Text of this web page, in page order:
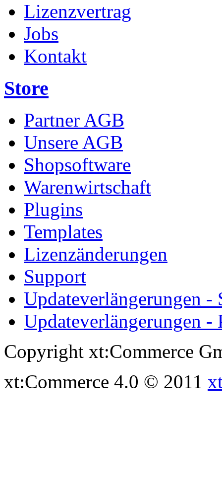
Lizenzvertrag
Jobs
Kontakt
Store
Partner AGB
Unsere AGB
Shopsoftware
Warenwirtschaft
Plugins
Templates
Lizenzänderungen
Support
Updateverlängerungen -
Updateverlängerungen -
Copyright xt:Commerce
xt:Commerce 4.0 © 2011